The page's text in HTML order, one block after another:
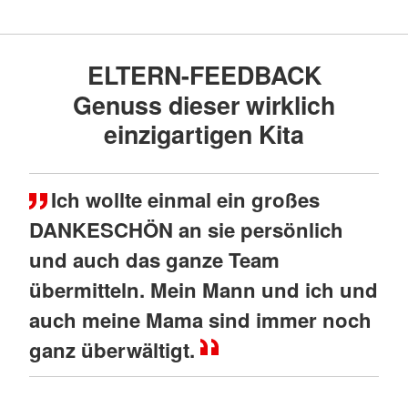
Kasse und rechnen dieses auch wieder ab.
Vielfältige Erfahrungen, in denen
Weltzusammenhänge und Wirksamkeit des
eigenen Handelns spürbar werden, machen
unsere Kinder stark für die Zukunft!
ELTERN-FEEDBACK
Genuss dieser wirklich
einzigartigen Kita
Ich wollte einmal ein großes
DANKESCHÖN an sie persönlich
und auch das ganze Team
übermitteln. Mein Mann und ich und
auch meine Mama sind immer noch
ganz überwältigt.